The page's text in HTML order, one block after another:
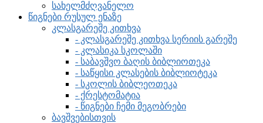
სახელმძღვანელო
წიგნები რუსულ ენაზე
კლასგარეშე კითხვა
- კლასგარეშე კითხვა სერიის გარეშე
- კლასიკა სკოლაში
- საბავშვო ბაღის ბიბლიოთეკა
- საწყისი კლასების ბიბლიოტეკა
- სკოლის ბიბლეოთეკა
- ქრესტომატია
- წიგნები ჩემი მეგობრები
ბავშვებისთვის